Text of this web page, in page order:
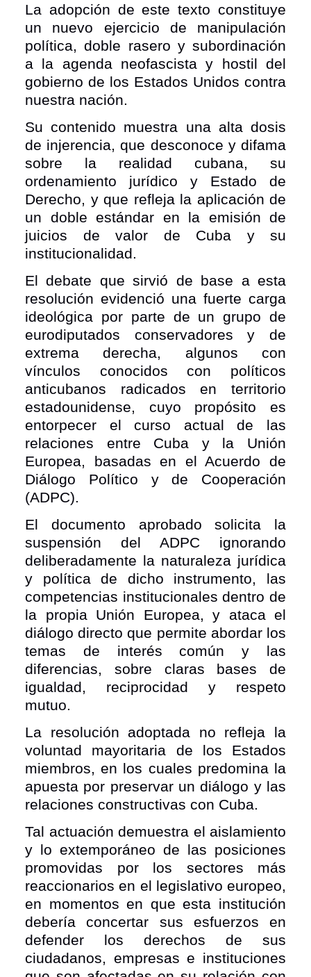
La adopción de este texto constituye
un nuevo ejercicio de manipulación
política, doble rasero y subordinación
a la agenda neofascista y hostil del
gobierno de los Estados Unidos contra
nuestra nación.
Su contenido muestra una alta dosis
de injerencia, que desconoce y difama
sobre la realidad cubana, su
ordenamiento jurídico y Estado de
Derecho, y que refleja la aplicación de
un doble estándar en la emisión de
juicios de valor de Cuba y su
institucionalidad.
El debate que sirvió de base a esta
resolución evidenció una fuerte carga
ideológica por parte de un grupo de
eurodiputados conservadores y de
extrema derecha, algunos con
vínculos conocidos con políticos
anticubanos radicados en territorio
estadounidense, cuyo propósito es
entorpecer el curso actual de las
relaciones entre Cuba y la Unión
Europea, basadas en el Acuerdo de
Diálogo Político y de Cooperación
(ADPC).
El documento aprobado solicita la
suspensión del ADPC ignorando
deliberadamente la naturaleza jurídica
y política de dicho instrumento, las
competencias institucionales dentro de
la propia Unión Europea, y ataca el
diálogo directo que permite abordar los
temas de interés común y las
diferencias, sobre claras bases de
igualdad, reciprocidad y respeto
mutuo.
La resolución adoptada no refleja la
voluntad mayoritaria de los Estados
miembros, en los cuales predomina la
apuesta por preservar un diálogo y las
relaciones constructivas con Cuba.
Tal actuación demuestra el aislamiento
y lo extemporáneo de las posiciones
promovidas por los sectores más
reaccionarios en el legislativo europeo,
en momentos en que esta institución
debería concertar sus esfuerzos en
defender los derechos de sus
ciudadanos, empresas e instituciones